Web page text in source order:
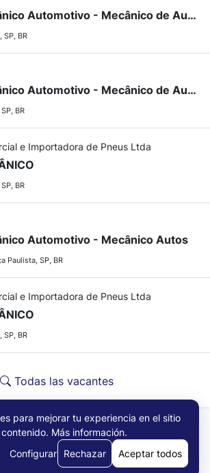
Mecânico Automotivo - Mecânico de Autos
SP, BR
Mecânico Automotivo - Mecânico de Autos
BR
e Importadora de Pneus Ltda
BR
Automotivo - Mecânico Autos
Paulista, SP, BR
e Importadora de Pneus Ltda
SP, BR
Todas las vacantes
para mejorar tu experiencia en el sitio
Más información.
Configurar
Rechazar Aceptar todos